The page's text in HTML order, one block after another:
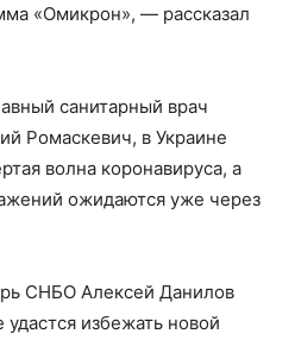
«Омикрон», — рассказал
санитарный врач
Ромаскевич, в Украине
волна коронавируса, а
ожидаются уже через
СНБО Алексей Данилов
избежать новой